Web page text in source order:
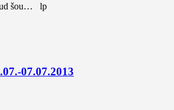
tud šou… lp
07.07.2013